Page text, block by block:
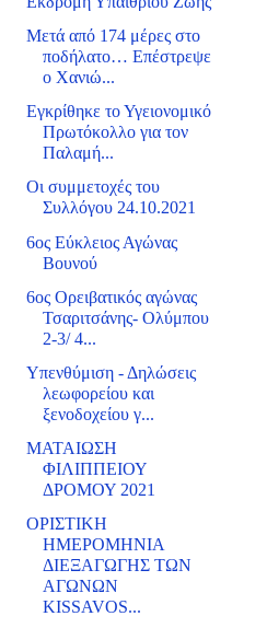
Μετά από 174 μέρες στο
ποδήλατο… Επέστρεψε
ο Χανιώ...
Eγκρίθηκε το Υγειονομικό
Πρωτόκολλο για τον
Παλαμή...
Οι συμμετοχές του
Συλλόγου 24.10.2021
6oς Εύκλειος Αγώνας
Βουνού
6ος Ορειβατικός αγώνας
Τσαριτσάνης- Ολύμπου
2-3/ 4...
Υπενθύμιση - Δηλώσεις
λεωφορείου και
ξενοδοχείου γ...
ΜΑΤΑΙΩΣΗ
ΦΙΛΙΠΠΕΙΟΥ
ΔΡΟΜΟΥ 2021
ΟΡΙΣΤΙΚΗ
ΗΜΕΡΟΜΗΝΙΑ
ΔΙΕΞΑΓΩΓΗΣ ΤΩΝ
ΑΓΩΝΩΝ
KISSAVOS...